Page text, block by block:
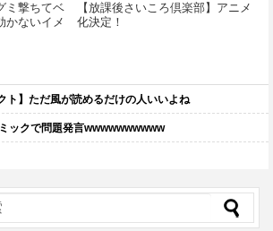
ミ撃ちてベ
かないイメ
【放課後さいころ倶楽部】アニメ
化決定！
ト】ただ風が読めるだけの人いいよね
ックで問題発言wwwwwwwwww